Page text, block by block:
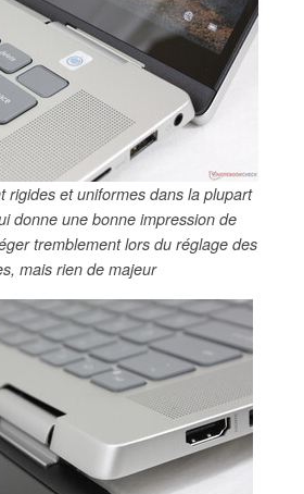
rigides et uniformes dans la plupart
donne une bonne impression de
tremblement lors du réglage des
mais rien de majeur